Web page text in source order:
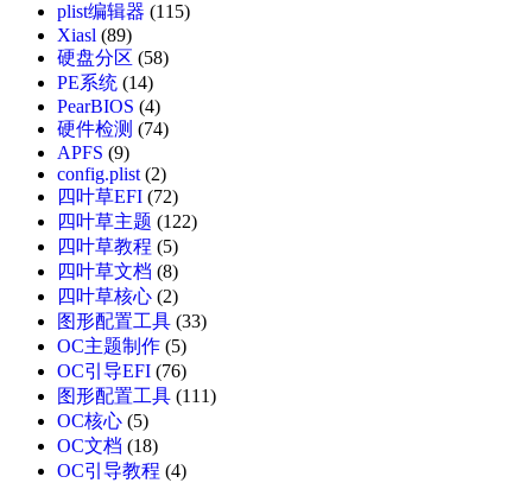
plist编辑器 (115)
Xiasl (89)
硬盘分区 (58)
PE系统 (14)
PearBIOS (4)
硬件检测 (74)
APFS (9)
config.plist(2)
四叶草EFI (72)
四叶草主题 (122)
四叶草教程 (5)
四叶草文档 (8)
四叶草核心 (2)
图形配置工具 (33)
OC主题制作 (5)
OC引导EFI (76)
图形配置工具 (111)
OC核心 (5)
OC文档 (18)
OC引导教程 (4)